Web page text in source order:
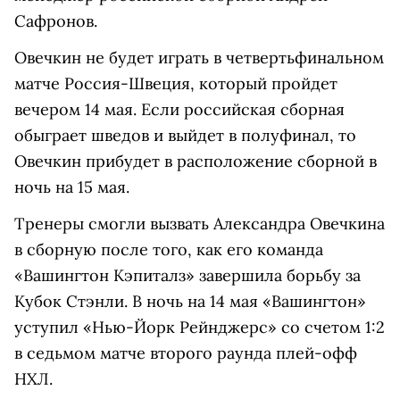
Сафронов.
Овечкин не будет играть в четвертьфинальном
матче Россия-Швеция, который пройдет
вечером 14 мая. Если российская сборная
обыграет шведов и выйдет в полуфинал, то
Овечкин прибудет в расположение сборной в
ночь на 15 мая.
Тренеры смогли вызвать Александра Овечкина
в сборную после того, как его команда
«Вашингтон Кэпиталз» завершила борьбу за
Кубок Стэнли. В ночь на 14 мая «Вашингтон»
уступил «Нью-Йорк Рейнджерс» со счетом 1:2
в седьмом матче второго раунда плей-офф
НХЛ.